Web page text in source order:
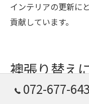
インテリアの更新に
貢献しています。
襖張り替え
のメリット
072-677-